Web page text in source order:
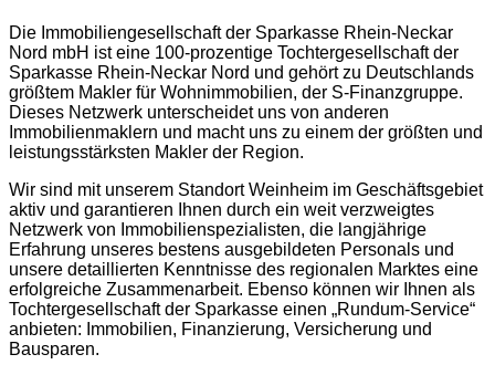
Die Immobiliengesellschaft der Sparkasse Rhein-Neckar
Nord mbH ist eine 100-prozentige Tochtergesellschaft der
Sparkasse Rhein-Neckar Nord und gehört zu Deutschlands
größtem Makler für Wohnimmobilien, der S-Finanzgruppe.
Dieses Netzwerk unterscheidet uns von anderen
Immobilienmaklern und macht uns zu einem der größten und
leistungsstärksten Makler der Region.
Wir sind mit unserem Standort Weinheim im Geschäftsgebiet
aktiv und garantieren Ihnen durch ein weit verzweigtes
Netzwerk von Immobilienspezialisten, die langjährige
Erfahrung unseres bestens ausgebildeten Personals und
unsere detaillierten Kenntnisse des regionalen Marktes eine
erfolgreiche Zusammenarbeit. Ebenso können wir Ihnen als
Tochtergesellschaft der Sparkasse einen „Rundum-Service“
anbieten: Immobilien, Finanzierung, Versicherung und
Bausparen.